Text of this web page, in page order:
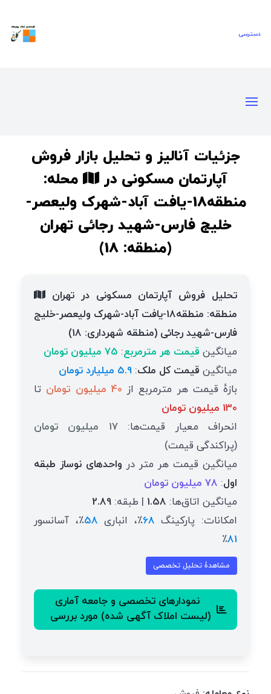
دسترسی‌
جزئیات آنالیز و تحلیل بازار فروش
آپارتمان مسکونی در
محله:
منطقه18-یافت آباد-شهرک ولیعصر-
خلیج فارس-شهید رجائی تهران
(منطقه: 18)
تحلیل فروش آپارتمان مسکونی در تهران
منطقه: منطقه18-یافت آباد-شهرک ولیعصر-خلیج
فارس-شهید رجائی (منطقه شهرداری: 18)
میانگین قیمت هر مترمربع: 75 میلیون تومان
میانگین قیمت کل ملک: 5.9 میلیارد تومان
بازهٔ قیمت هر مترمربع از 40 میلیون تومان
تا
130 میلیون تومان
انحراف معیار قیمت‌ها:17 میلیون تومان
(پراکندگی قیمت)
میانگین قیمت هر متر در واحدهای نوساز طبقه
اول: 78 میلیون تومان
میانگین اتاق‌ها: 1.58 | طبقه: 2.89
امکانات: پارکینگ 68٪، انباری 58٪، آسانسور
81٪
مشاهدهٔ تحلیل تخصصی
نمودارهای تخصصی و جامعه آماری
(لیست املاک آگهی شده) مورد بررسی